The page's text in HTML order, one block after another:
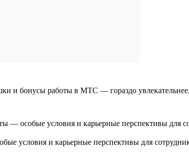
и бонусы работы в МТС — гораздо
условия и карьерные перспективы для